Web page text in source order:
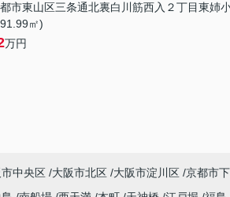
市東山区三条通北裏白川筋西入２丁目東姉
㎡)
万円
中央区 大阪市北区 大阪市淀川区 京都市